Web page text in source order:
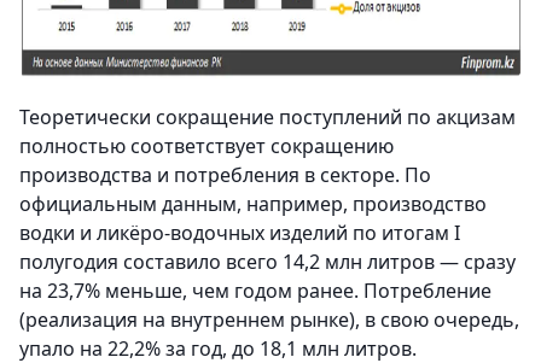
Теоретически сокращение поступлений по акцизам
полностью соответствует сокращению
производства и потребления в секторе. По
официальным данным, например, производство
водки и ликёро-водочных изделий по итогам I
полугодия составило всего 14,2 млн литров — сразу
на 23,7% меньше, чем годом ранее. Потребление
(реализация на внутреннем рынке), в свою очередь,
упало на 22,2% за год, до 18,1 млн литров.